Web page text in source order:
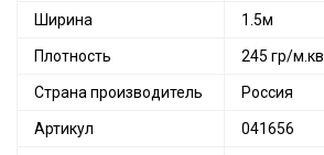
Ширина 1.5м
Плотность 245 гр/м.кв
Страна производитель Россия
Артикул 041656